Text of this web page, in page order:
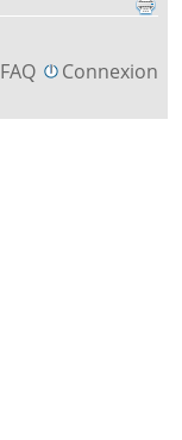
FAQ Connexion